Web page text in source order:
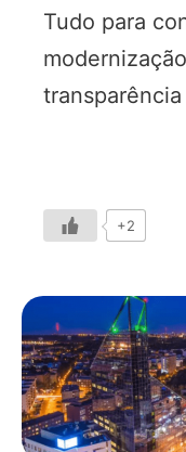
Tudo para
+2